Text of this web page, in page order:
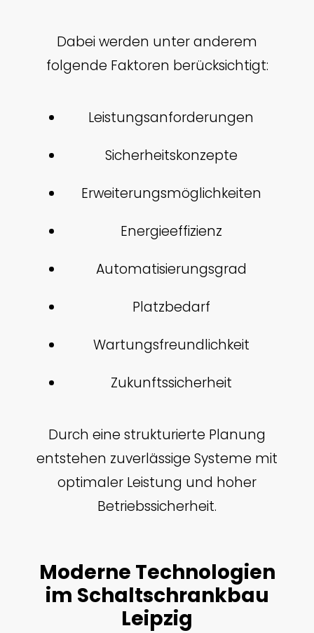
Dabei werden unter anderem
folgende Faktoren berücksichtigt:
Leistungsanforderungen
Sicherheitskonzepte
Erweiterungsmöglichkeiten
Energieeffizienz
Automatisierungsgrad
Platzbedarf
Wartungsfreundlichkeit
Zukunftssicherheit
Durch eine strukturierte Planung
entstehen zuverlässige Systeme mit
optimaler Leistung und hoher
Betriebssicherheit.
Moderne Technologien
im Schaltschrankbau
Leipzig